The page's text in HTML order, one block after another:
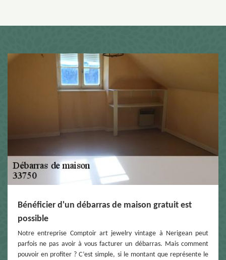
Bénéficier d'un débarras de maison gratuit est
possible
Notre entreprise Comptoir art jewelry vintage à Nerigean peut
parfois ne pas avoir à vous facturer un débarras. Mais comment
pouvoir en profiter ? C’est simple, si le montant que représente le